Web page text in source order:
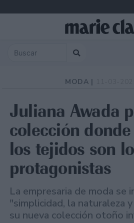
MODA |
Juliana Awada
colección
los tejidos son
protagonistas
La empresaria de moda se
"simplicidad, la naturaleza
su nueva colección otoño